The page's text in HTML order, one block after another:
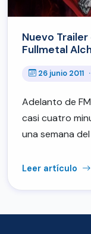
Nuevo
Fullmetal
26 junio 2011 ·
Adelanto de
casi cuatro
una semana
Leer artículo